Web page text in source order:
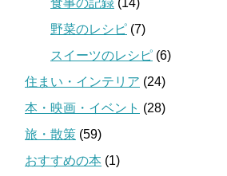
食事の記録 (14)
野菜のレシピ (7)
スイーツのレシピ (6)
住まい・インテリア (24)
本・映画・イベント (28)
旅・散策 (59)
おすすめの本 (1)